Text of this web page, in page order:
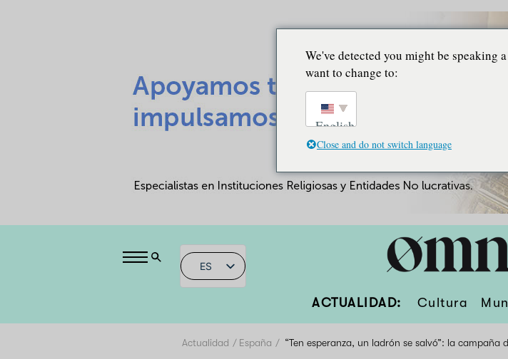
ES
ACTUALIDAD: Cultura
Actualidad España “Ten esperanza, un ladrón se salvó”: la campaña
We've detected you might be speaking
want to change to:
English
Close and do not switch language